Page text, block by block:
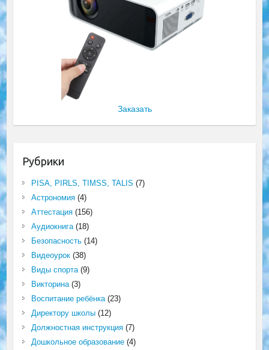
Заказать
Рубрики
PISA, PIRLS, TIMSS, TALIS (7)
Астрономия(4)
Аттестация(156)
Аудиокнига(18)
Безопасность(14)
Видеоурок(38)
Виды спорта(9)
Викторина(3)
Воспитание ребёнка(23)
Директору школы(12)
Должностная инструкция(7)
Дошкольное образование(4)